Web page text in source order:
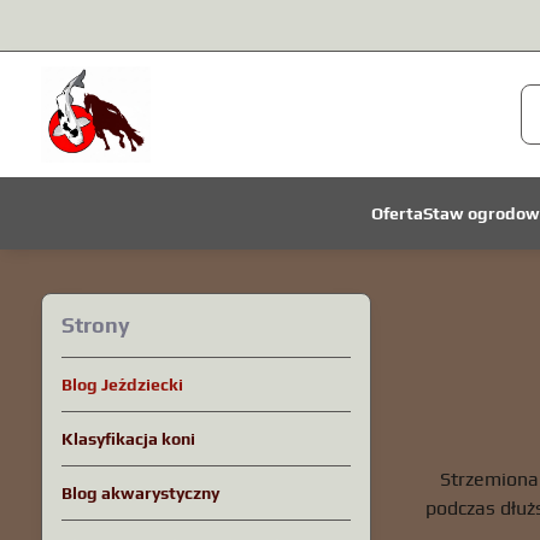
OfertaStaw
podczas
Strony
Blog Jeździecki
Klasyfikacja koni
Blog akwarystyczny